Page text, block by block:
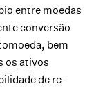
entre moedas
conversão
bem
os ativos
de re-